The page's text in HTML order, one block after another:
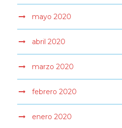
mayo 2020
abril 2020
marzo 2020
febrero 2020
enero 2020